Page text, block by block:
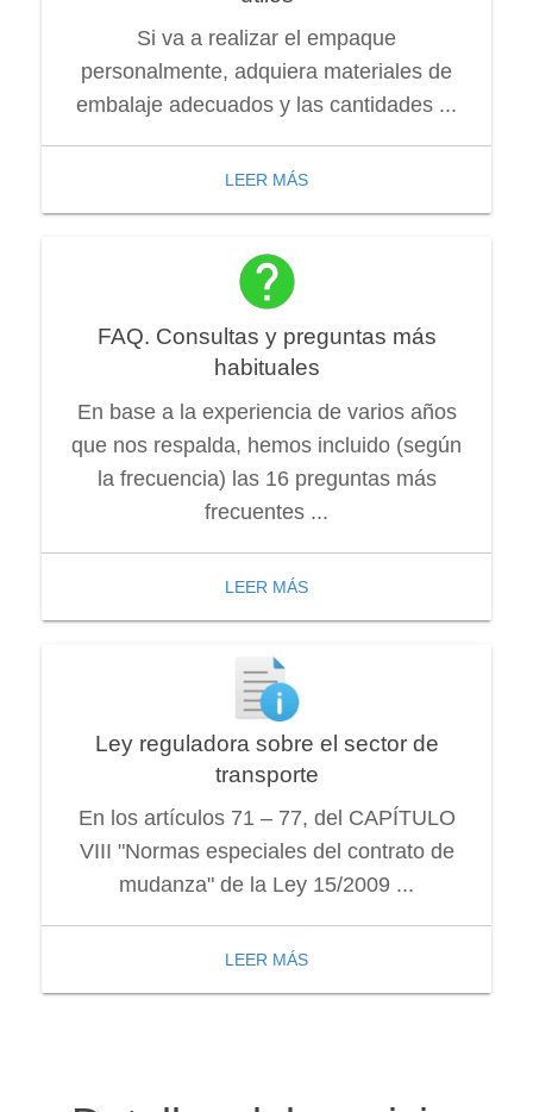
Si va a realizar el empaque
personalmente, adquiera materiales de
embalaje adecuados y las cantidades ...
LEER MÁS
FAQ. Consultas y preguntas más
habituales
En base a la experiencia de varios años
que nos respalda, hemos incluido (según
la frecuencia) las 16 preguntas más
frecuentes ...
LEER MÁS
Ley reguladora sobre el sector de
transporte
En los artículos 71 – 77, del CAPÍTULO
VIII "Normas especiales del contrato de
mudanza" de la Ley 15/2009 ...
LEER MÁS